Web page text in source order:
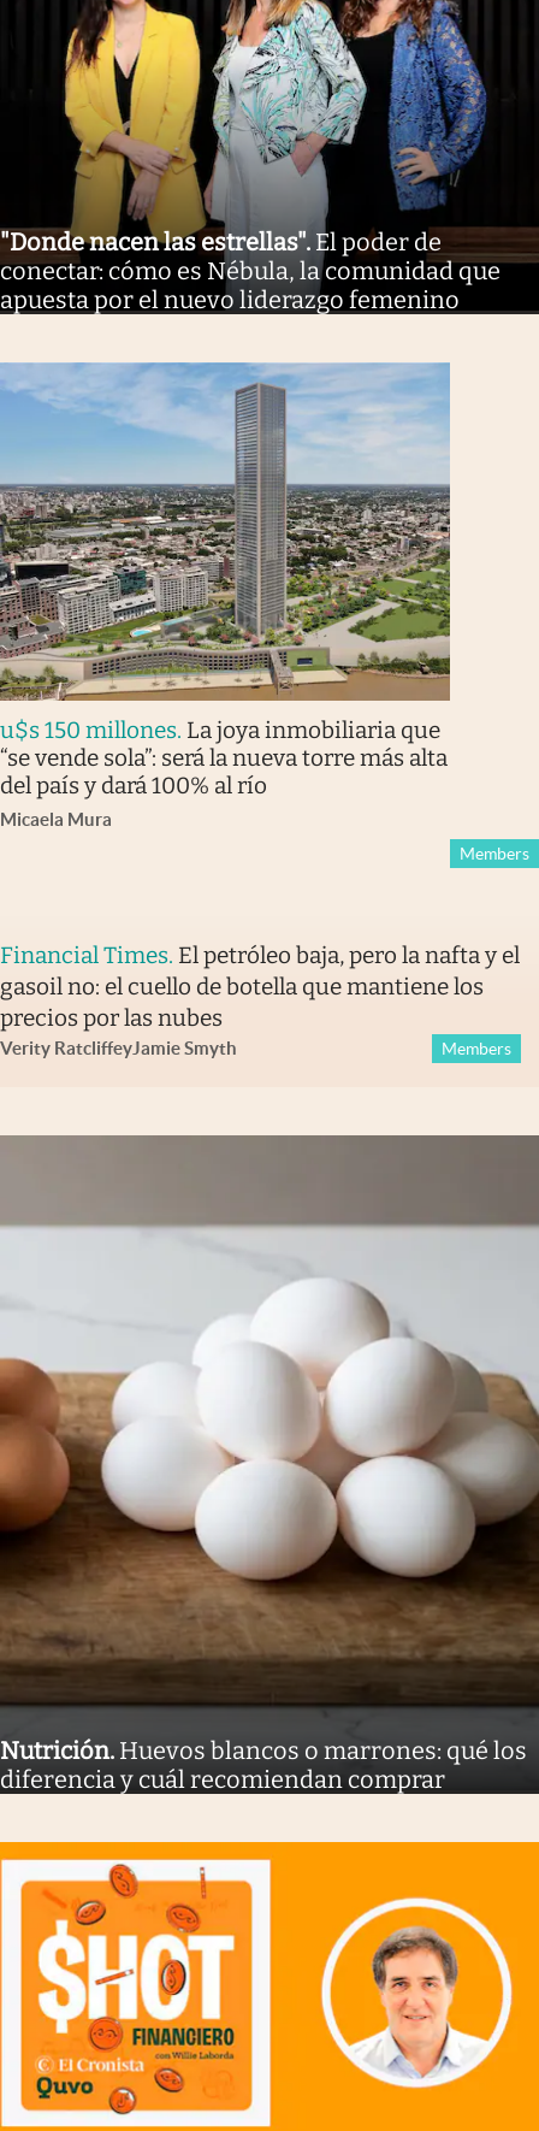
"Donde nacen las estrellas". El poder de
conectar: cómo es Nébula, la comunidad que
apuesta por el nuevo liderazgo femenino
u$s 150 millones. La joya inmobiliaria que
“se vende sola”: será la nueva torre más alta
del país y dará 100% al río
Micaela Mura
Members
Financial Times. El petróleo baja, pero la nafta y el
gasoil no: el cuello de botella que mantiene los
precios por las nubes
Verity RatcliffeyJamie Smyth Members
Nutrición. Huevos blancos o marrones: qué los
diferencia y cuál recomiendan comprar